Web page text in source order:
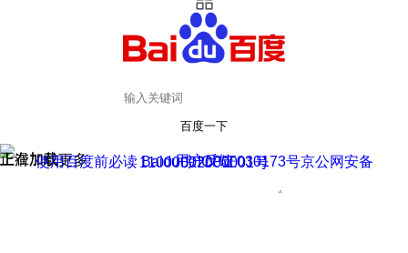
百度一下
正在加载
上滑加载更多 用户反馈
使用百度前必读 Baidu 京ICP证030173号
京公网安备11000002000001号